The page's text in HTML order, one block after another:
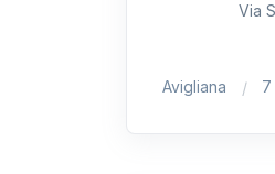
Via
Avigliana 7